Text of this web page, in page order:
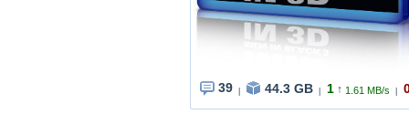
39 44.3 GB 1 ↑ 1.61 MB/s